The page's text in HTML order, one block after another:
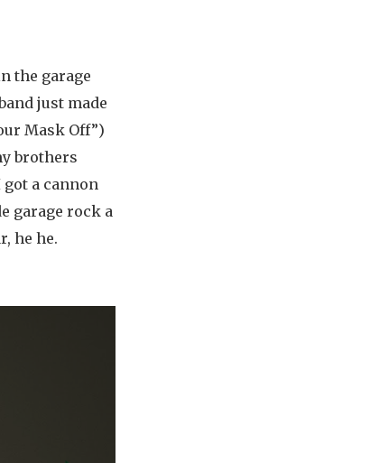
the garage
just made
Mask Off”)
brothers
a cannon
garage rock a
he he.